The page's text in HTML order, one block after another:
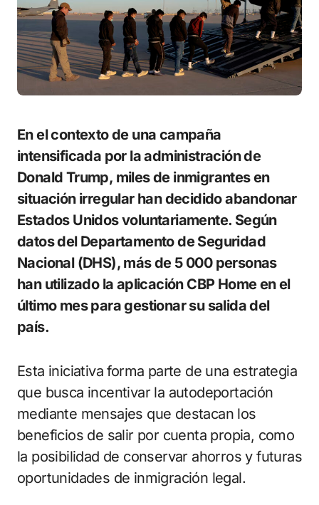
En el contexto de una campaña
intensificada por la administración de
Donald Trump, miles de inmigrantes en
situación irregular han decidido abandonar
Estados Unidos voluntariamente. Según
datos del Departamento de Seguridad
Nacional (DHS), más de 5 000 personas
han utilizado la aplicación CBP Home en el
último mes para gestionar su salida del
país.
Esta iniciativa forma parte de una estrategia
que busca incentivar la autodeportación
mediante mensajes que destacan los
beneficios de salir por cuenta propia, como
la posibilidad de conservar ahorros y futuras
oportunidades de inmigración legal.